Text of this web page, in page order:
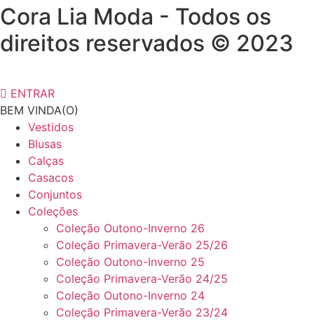
Cora Lia Moda - Todos os
direitos reservados © 2023
ENTRAR
BEM VINDA(O)
Vestidos
Blusas
Calças
Casacos
Conjuntos
Coleções
Coleção Outono-Inverno 26
Coleção Primavera-Verão 25/26
Coleção Outono-Inverno 25
Coleção Primavera-Verão 24/25
Coleção Outono-Inverno 24
Coleção Primavera-Verão 23/24